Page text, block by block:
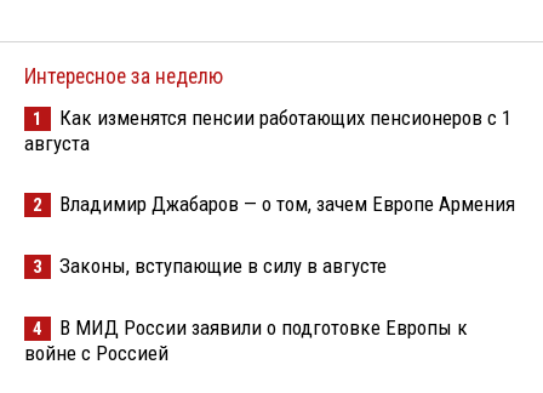
Интересное за неделю
1
Как изменятся пенсии работающих пенсионеров с 1
августа
2 Владимир Джабаров — о том, зачем Европе Армения
3 Законы, вступающие в силу в августе
4
В МИД России заявили о подготовке Европы к
войне с Россией